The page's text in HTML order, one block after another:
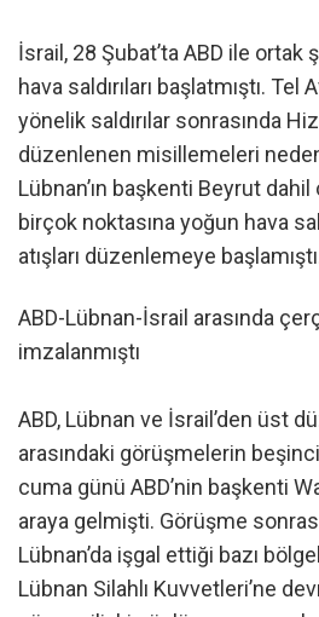
İsrail, 28 Şubat’ta ABD ile ortak
hava saldırıları başlatmıştı. Tel
yönelik saldırılar sonrasında
düzenlenen misillemeleri
Lübnan’ın başkenti Beyrut
birçok noktasına yoğun hava
atışları düzenlemeye
ABD-Lübnan-İsrail arasında
imzalanmıştı
ABD, Lübnan ve İsrail’den üst
arasındaki görüşmelerin
cuma günü ABD’nin başkenti
araya gelmişti. Görüşme
Lübnan’da işgal ettiği bazı
Lübnan Silahlı Kuvvetleri’ne